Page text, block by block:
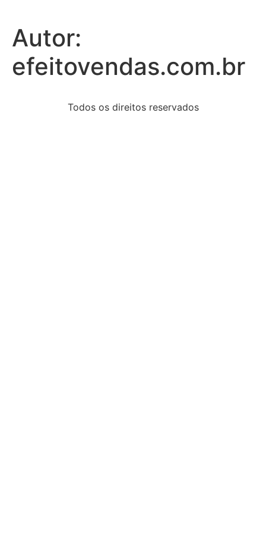
Autor:
efeitovendas.com.br
Todos os direitos reservados